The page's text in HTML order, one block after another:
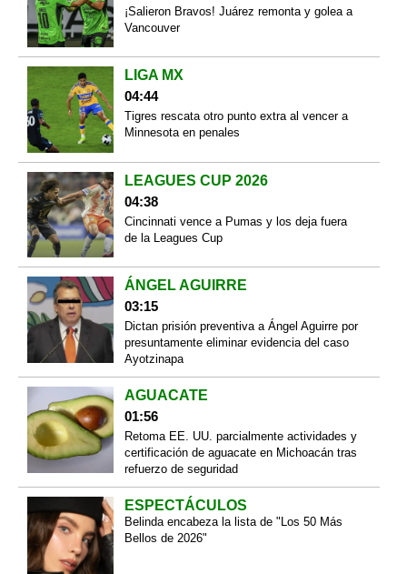
¡Salieron Bravos! Juárez remonta y golea a
Vancouver
LIGA MX
04:44
Tigres rescata otro punto extra al vencer a
Minnesota en penales
LEAGUES CUP 2026
04:38
Cincinnati vence a Pumas y los deja fuera
de la Leagues Cup
ÁNGEL AGUIRRE
03:15
Dictan prisión preventiva a Ángel Aguirre por
presuntamente eliminar evidencia del caso
Ayotzinapa
AGUACATE
01:56
Retoma EE. UU. parcialmente actividades y
certificación de aguacate en Michoacán tras
refuerzo de seguridad
ESPECTÁCULOS
Belinda encabeza la lista de "Los 50 Más
Bellos de 2026"